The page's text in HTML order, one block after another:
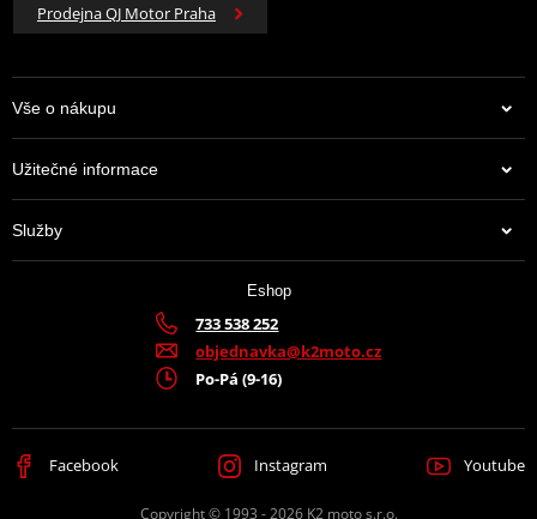
Prodejna QJ Motor Praha
Vše o nákupu
Užitečné informace
Služby
Eshop
733 538 252
objednavka@k2moto.cz
Po-Pá (9-16)
Facebook Instagram Youtube
Copyright © 1993 - 2026 K2 moto s.r.o.